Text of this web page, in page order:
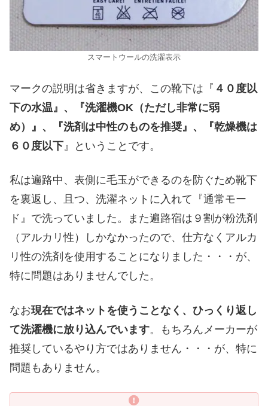
スマートウールの洗濯表示
マークの説明は省きますが、この靴下は『 ４０度以
下の水温』、『洗濯機OK（ただし非常に弱
め）』、『洗剤は中性のものを推奨』、『乾燥機は
６０度以下』ということです。
私は遍路中、表側に毛玉ができるのを防ぐため靴下
を裏返し、且つ、洗濯ネットに入れて『通常モー
ド』で洗っていました。また遍路宿は９割が粉洗剤
（アルカリ性）しかなかったので、仕方なくアルカ
リ性の洗剤を使用することになりました・・・が、
特に問題はありませんでした。
なお現在ではネットを使うことなく、ひっくり返し
て洗濯機に放り込んでいます。もちろんメーカーが
推奨しているやり方ではありません・・・が、特に
問題もありません。